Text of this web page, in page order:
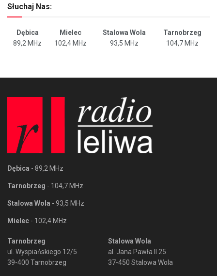
Słuchaj Nas:
Dębica Mielec Stalowa Wola
Tarnobrzeg
89,2 MHz
102,4 MHz 93,5 MHz 104,7 MHz
Dębica - 89,2 MHz
Tarnobrzeg - 104,7 MHz
Stalowa Wola - 93,5 MHz
Mielec - 102,4 MHz
Tarnobrzeg
ul. Wyspiańskiego 12/5
39-400 Tarnobrzeg
Stalowa Wola
al. Jana Pawła II 25
37-450 Stalowa Wola